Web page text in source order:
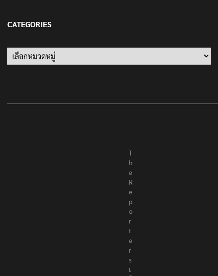
CATEGORIES
T
h
e
R
e
p
o
r
t
e
r